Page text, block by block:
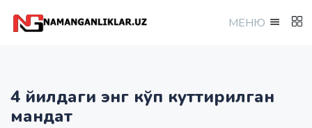
МEНЮ
4 йилдаги энг кўп куттирилган
мандат